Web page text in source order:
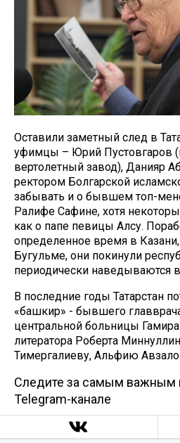
Оставили заметный след в
уфимцы – Юрий Пустовгаров
вертолетный завод), Данияр
ректором Болгарской
забывать и о бывшем топ-
Ралифе Сафине, хотя
как о папе певицы Алсу.
определенное время в
Бугульме, они покинули
периодически наведываются
В последние годы Татарстан
«башкир» - бывшего
центральной больницы
литератора Роберта
Тимергалиеву, Альфию
Следите за самым важным
Telegram-канале